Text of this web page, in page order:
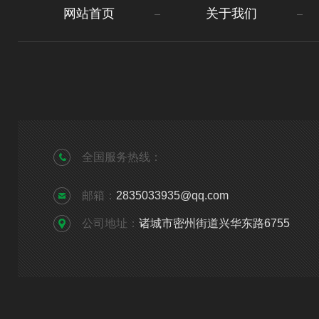
网站首页 关于我们
全国服务热线：
邮箱： 2835033935@qq.com
公司地址： 诸城市密州街道兴华东路6755